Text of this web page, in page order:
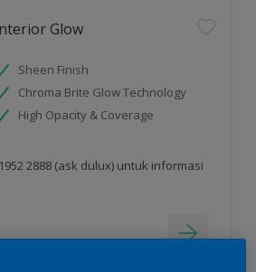
Glow
Sheen Finish
Chroma Brite Glow Technology
High Opacity & Coverage
2888 (ask dulux) untuk informasi